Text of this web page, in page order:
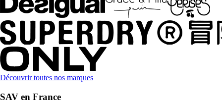
Découvrir toutes nos marques
SAV en France